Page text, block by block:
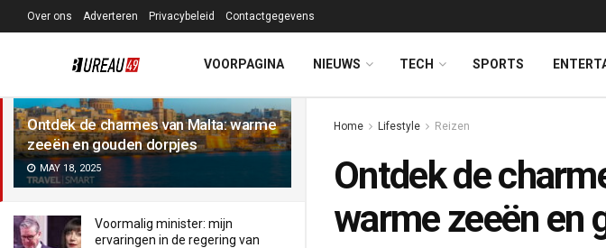
LATEST TRENDING Filter
Ontdek de charmes van Malta: warme
zeeën en gouden dorpjes
MAY 18, 2025
Voormalig minister: mijn
ervaringen in de regering van
Over ons Adverteren Privacybeleid Contactgegevens
VOORPAGINA NIEUWS TECH SPORTS
Home Lifestyle Reizen
Ontdek de
warme zeeën en